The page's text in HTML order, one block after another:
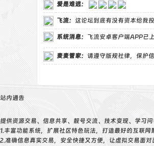
爱是难逃：
飞流： 这论坛到底有没有资本给我
系统消息： 飞流安卓客户端APP已
麦麦管家： 请遵守版规社律，保护
站内通告
提供资源交易、信息共享、靓号交流、技术变现、学习问
1.丰富功能系统，扩展社区特色玩法，打造最好的互联网
2.准确信息真实交易，安全快捷又方便，让虚拟交易面对